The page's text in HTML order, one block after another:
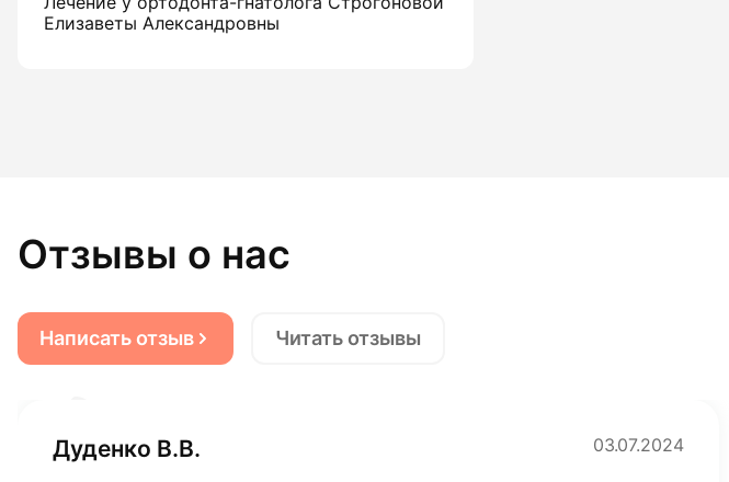
Елизаветы Александровны
Отзывы о нас
Написать отзыв Читать отзывы
Дуденко В.В. 03.07.2024